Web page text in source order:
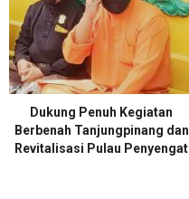
Dukung Penuh Kegiatan
Berbenah Tanjungpinang dan
Revitalisasi Pulau Penyengat